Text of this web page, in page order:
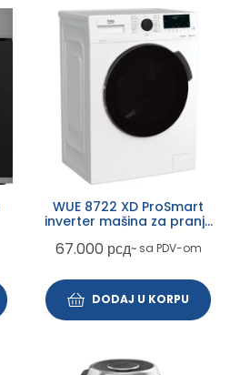
WUE 8722 XD ProSmart
inverter mašina za pranje
67.000 рсд~ sa PDV-om
DODAJ U KORPU